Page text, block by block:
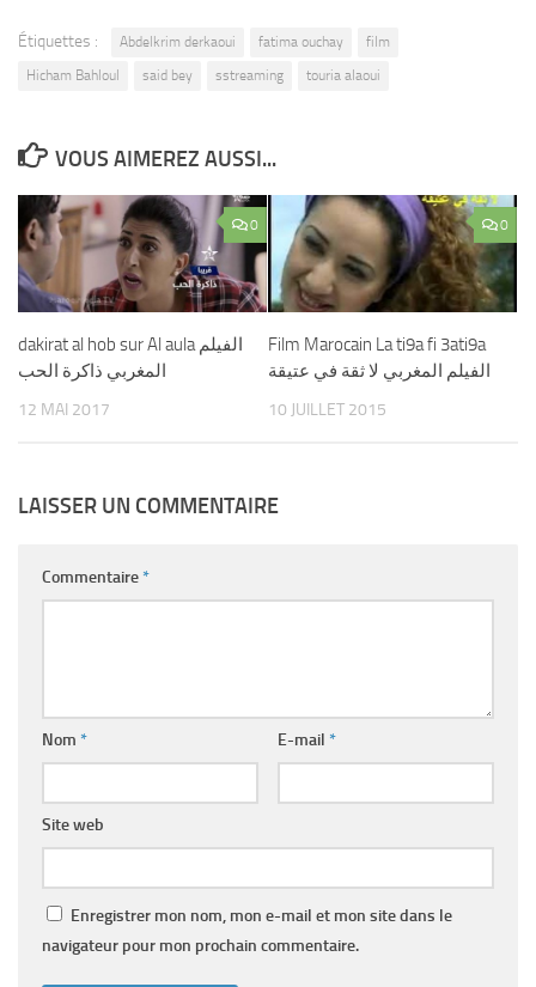
Étiquettes : Abdelkrim derkaoui fatima ouchay
film
Hicham Bahloul
said bey sstreaming touria alaoui
VOUS AIMEREZ AUSSI...
0
dakirat al hob sur Al aula الفيلم
المغربي ذاكرة الحب
12 MAI 2017
0
Film Marocain La ti9a fi 3ati9a
الفيلم المغربي لا ثقة في عتيقة
10 JUILLET 2015
LAISSER UN COMMENTAIRE
Commentaire*
Nom * E-mail *
Site web
Enregistrer mon nom, mon e-mail et mon site dans le
navigateur pour mon prochain commentaire.